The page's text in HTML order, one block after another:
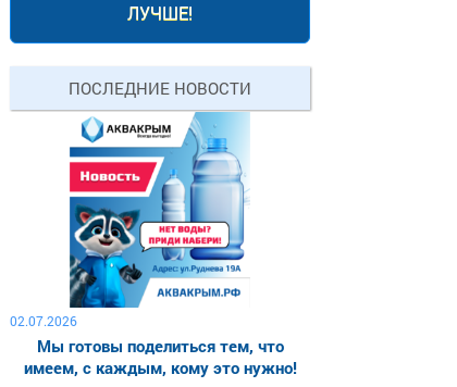
ЛУЧШЕ!
ПОСЛЕДНИЕ НОВОСТИ
02.07.2026
Мы готовы поделиться тем, что
имеем, с каждым, кому это нужно!